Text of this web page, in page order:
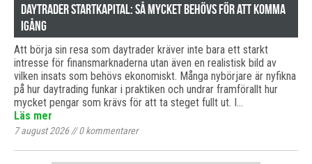
Daytrader startkapital: Så mycket behövs för att komma
igång
Att börja sin resa som daytrader kräver inte bara ett starkt
intresse för finansmarknaderna utan även en realistisk bild av
vilken insats som behövs ekonomiskt. Många nybörjare är nyfikna
på hur daytrading funkar i praktiken och undrar framförallt hur
mycket pengar som krävs för att ta steget fullt ut. I…
Läs mer
7 august 2026//0kommentarer